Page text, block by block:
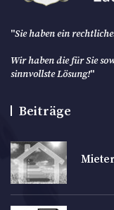
"Sie haben ein
Wir haben die für Sie
sinnvollste Lösung!"
Beiträge